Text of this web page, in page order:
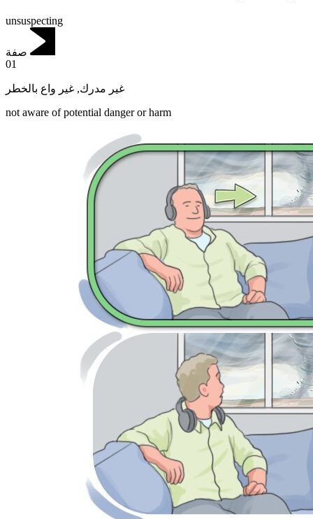
unsuspecting
صفة
01
غير مدرك, غير واع بالخطر
not aware of potential danger or harm